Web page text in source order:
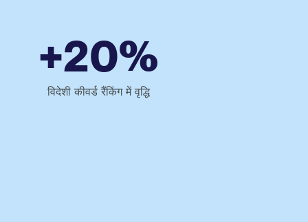
+20%
विदेशी कीवर्ड रैंकिंग में वृद्धि